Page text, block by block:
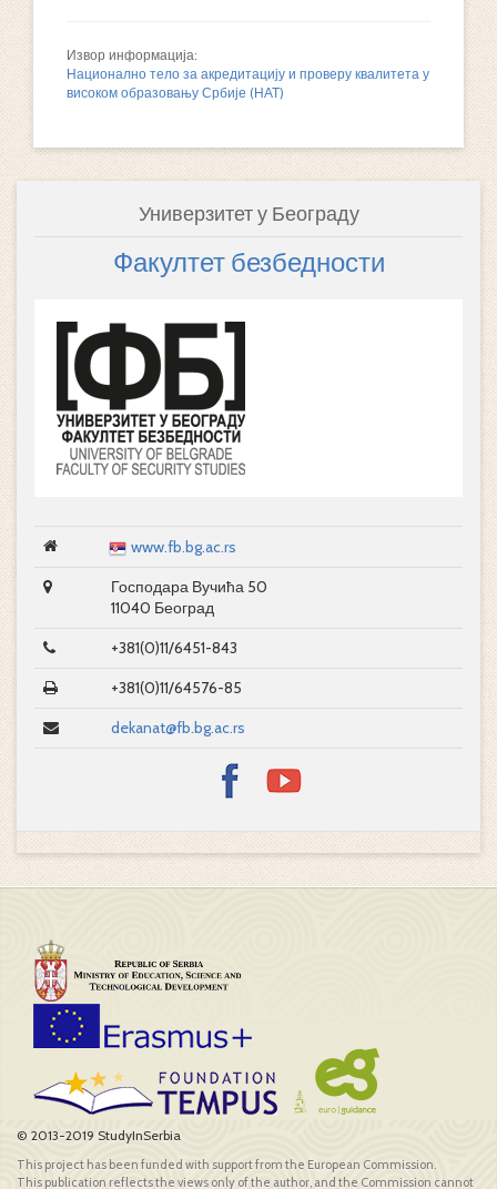
Извор информација:
Национално тело за акредитацију и проверу квалитета у
високом образовању Србије (НАТ)
Универзитет у Београду
Факултет безбедности
www.fb.bg.ac.rs
Господара Вучића 50
11040 Београд
+381(0)11/6451-843
+381(0)11/64576-85
dekanat@fb.bg.ac.rs
© 2013-2019 StudyInSerbia
This project has been funded with support from the European Commission.
This publication reflects the views only of the author, and the Commission cannot